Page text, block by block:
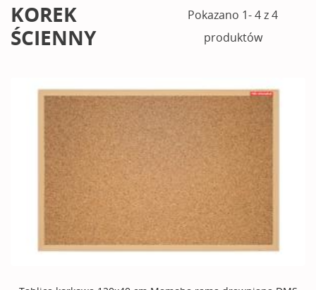
KOREK
ŚCIENNY
Pokazano 1- 4 z 4
produktów